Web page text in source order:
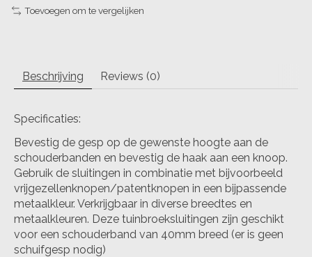
Toevoegen om te vergelijken
Beschrijving Reviews (0)
Specificaties:
Bevestig de gesp op de gewenste hoogte aan de
schouderbanden en bevestig de haak aan een knoop.
Gebruik de sluitingen in combinatie met bijvoorbeeld
vrijgezellenknopen/patentknopen in een bijpassende
metaalkleur. Verkrijgbaar in diverse breedtes en
metaalkleuren. Deze tuinbroeksluitingen zijn geschikt
voor een schouderband van 40mm breed (er is geen
schuifgesp nodig)